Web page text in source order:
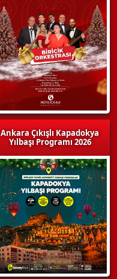
Ankara Çıkışlı Kapadokya
Yılbaşı Programı 2026